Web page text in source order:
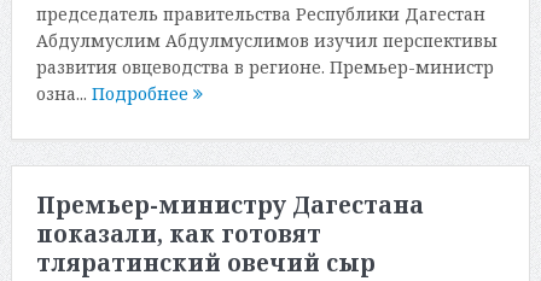
председатель правительства Республики Дагестан
Абдулмуслим Абдулмуслимов изучил перспективы
развития овцеводства в регионе. Премьер-министр
озна... Подробнее
Премьер-министру Дагестана
показали, как готовят
тляратинский овечий сыр